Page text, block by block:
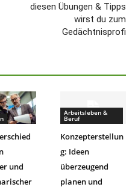
diesen Übungen & Tipps
wirst du zum
Gedächtnisprofi
und
Arbeitsleben &
Beruf
Konzepterstellun
g: Ideen
überzeugend
planen und